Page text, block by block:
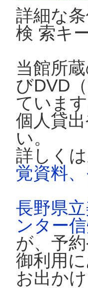
詳細な
検 索キ
当館所
びDVD
ています
個人貸
い。
詳しく
覚資料
長野県
ンター
が、予
御利用
お出か